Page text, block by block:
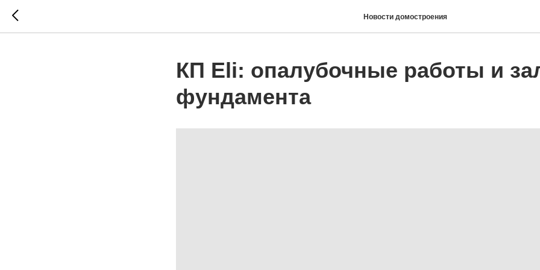
Новости домостроения
КП Eli: опалубочные работы и
фундамента